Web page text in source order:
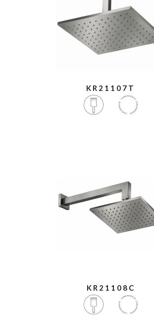
KR21107T
KR21108C